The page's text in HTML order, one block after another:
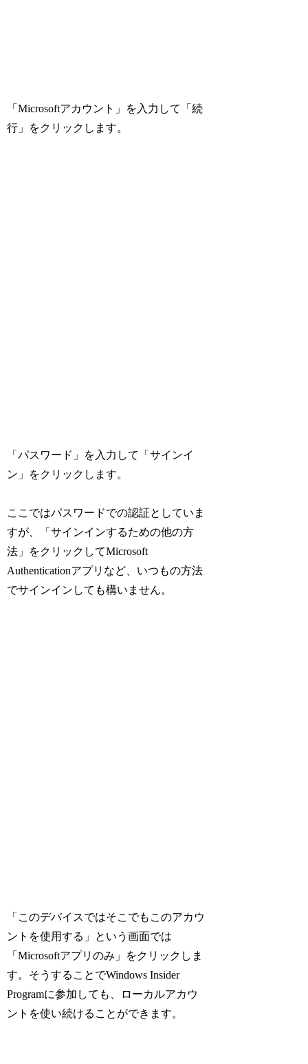
「Microsoftアカウント」を入力して「続
行」をクリックします。
「パスワード」を入力して「サインイ
ン」をクリックします。
ここではパスワードでの認証としていま
すが、「サインインするための他の方
法」をクリックしてMicrosoft
Authenticationアプリなど、いつもの方法
でサインインしても構いません。
「このデバイスではそこでもこのアカウ
ントを使用する」という画面では
「Microsoftアプリのみ」をクリックしま
す。そうすることでWindows Insider
Programに参加しても、ローカルアカウ
ントを使い続けることができます。